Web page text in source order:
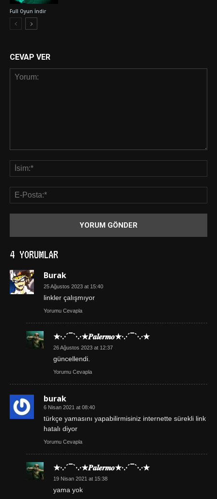
Full Oyun İndir
CEVAP VER
4 YORUMLAR
Burak
25 Ağustos 2023 at 15:40
linkler çalışmıyor
Yorumu Cevapla
★·.·´¯`·.·★𝑷𝒂𝒍𝒆𝒓𝒎𝒐★·.·´¯`·.·★
26 Ağustos 2023 at 12:37
güncellendi.
Yorumu Cevapla
burak
6 Nisan 2021 at 08:40
türkçe yamasını yapabilirmisiniz internette sürekli link
hatalı diyor
Yorumu Cevapla
★·.·´¯`·.·★𝑷𝒂𝒍𝒆𝒓𝒎𝒐★·.·´¯`·.·★
19 Nisan 2021 at 15:38
yama yok